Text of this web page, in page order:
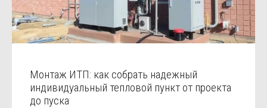
Монтаж ИТП: как собрать надежный
индивидуальный тепловой пункт от проекта
до пуска